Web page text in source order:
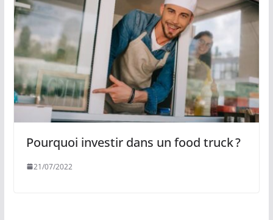
Pourquoi investir dans un food truck ?
21/07/2022